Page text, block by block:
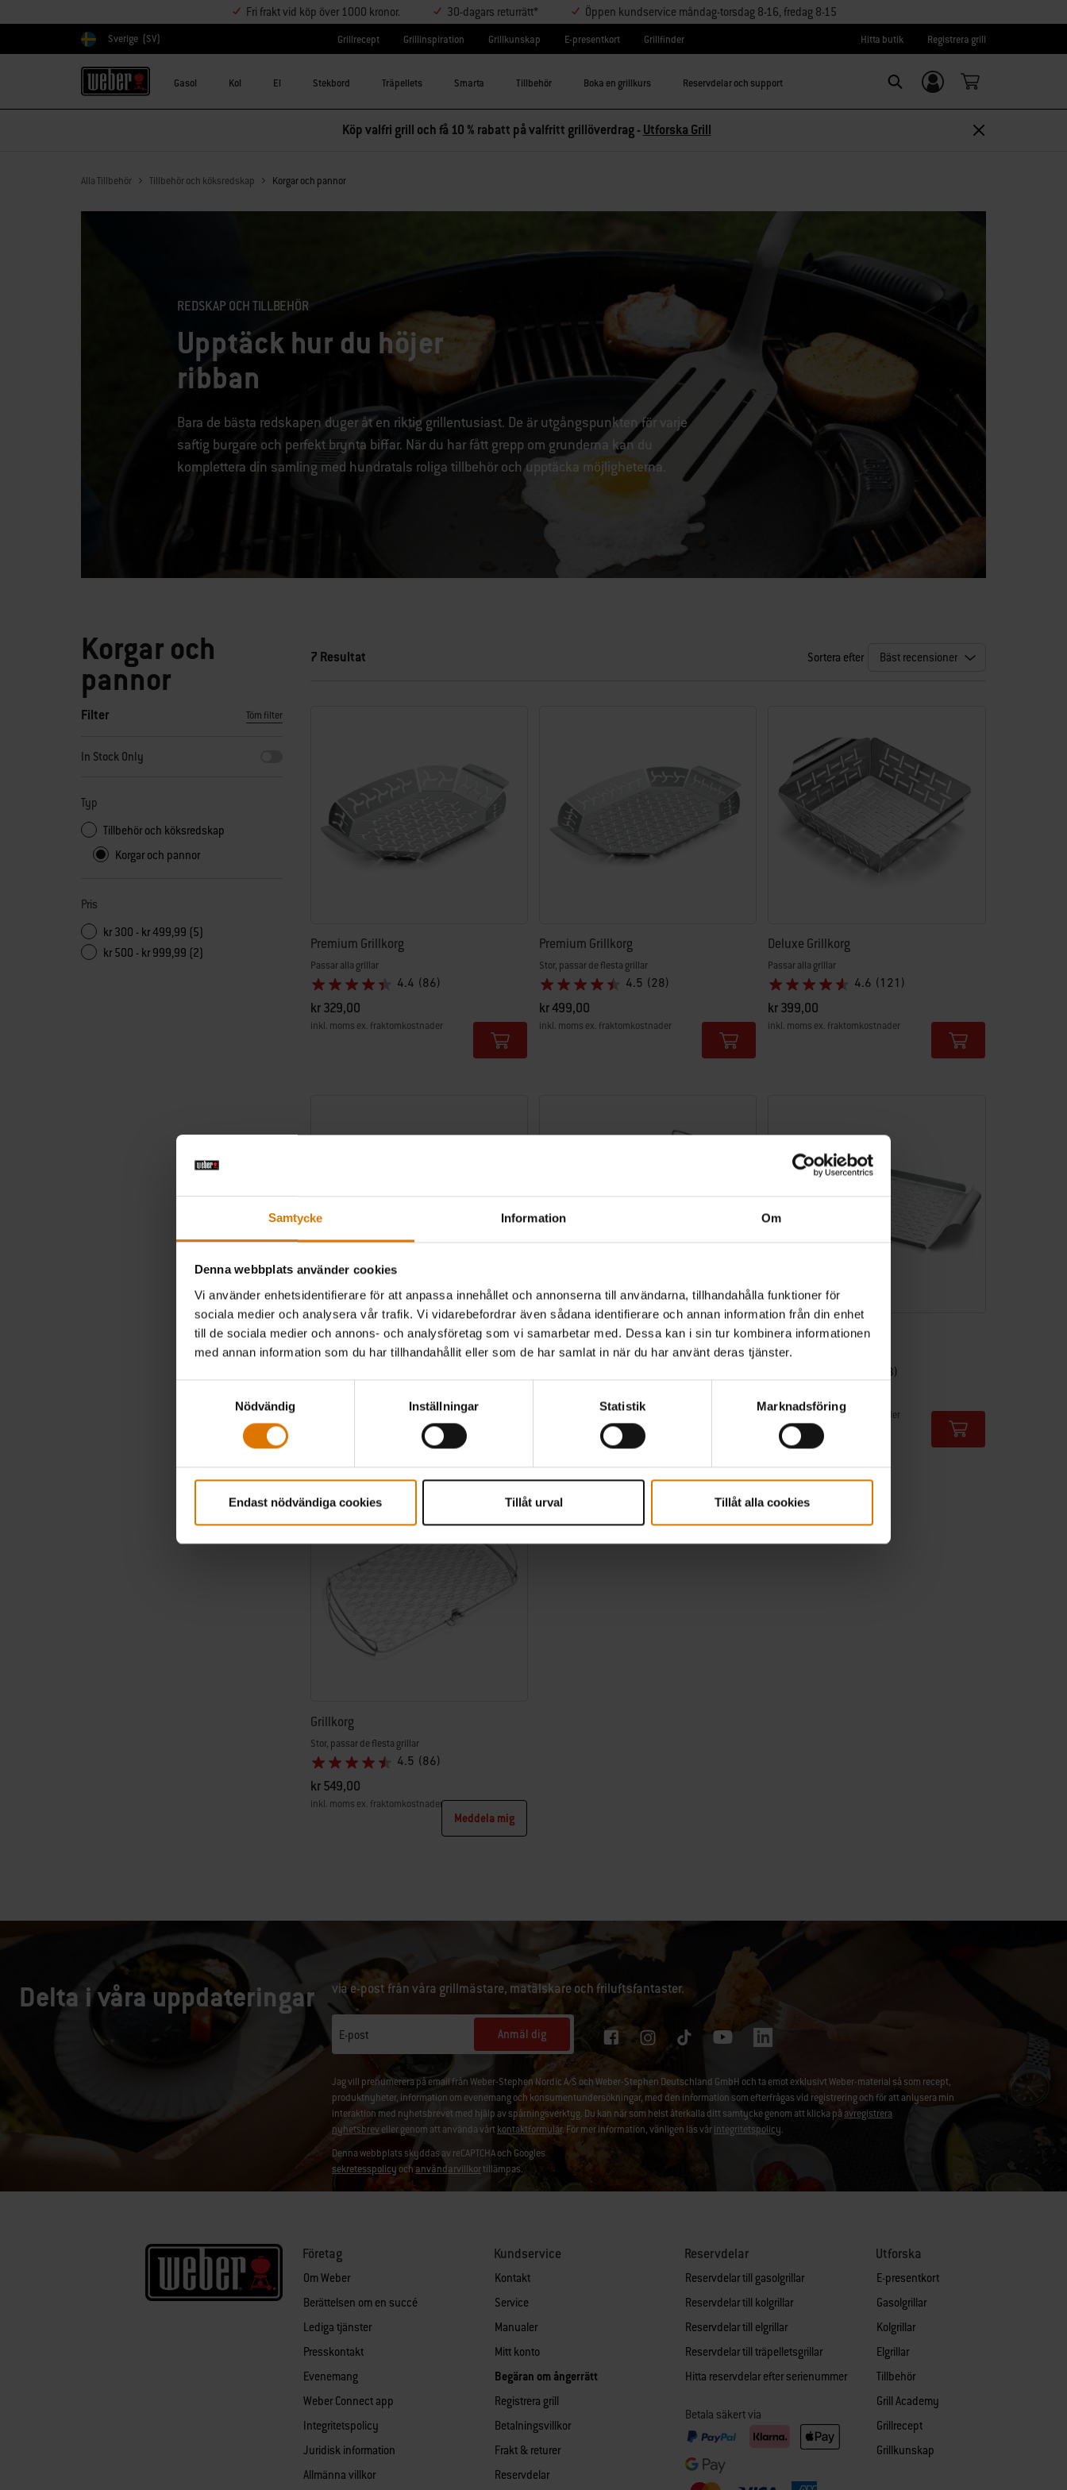
Samtycke Information Om
Denna webbplats använder cookies
Vi använder enhetsidentifierare för att anpassa innehållet och annonserna till användarna, tillhandahålla funktioner för
sociala medier och analysera vår trafik. Vi vidarebefordrar även sådana identifierare och annan information från din enhet
till de sociala medier och annons- och analysföretag som vi samarbetar med. Dessa kan i sin tur kombinera informationen
med annan information som du har tillhandahållit eller som de har samlat in när du har använt deras tjänster.
Nödvändig
Inställningar Statistik Marknadsföring
Endast nödvändiga cookies Tillåt urval Tillåt alla cookies
Fri frakt vid köp över 1000 kronor. 30-dagars returrätt* Öppen kundservice måndag-torsdag 8-16, fredag 8-15
Välj land
Sverige (SV) Grillrecept Grillinspiration Grillkunskap E-presentkort Grillfinder Hitta butik Registrera grill
Gasol Kol El Stekbord Träpellets Smarta Tillbehör Boka en grillkurs Reservdelar och support
Logga in/
Registrera dig
Köp valfri grill och få 10 % rabatt på valfritt grillöverdrag - Utforska Grill
Alla Tillbehör Tillbehör och köksredskap Korgar och pannor
REDSKAP OCH TILLBEHÖR
Upptäck hur du höjer
ribban
Bara de bästa redskapen duger åt en riktig grillentusiast. De är utgångspunkten för varje
saftig burgare och perfekt brynta biffar. När du har fått grepp om grunderna kan du
komplettera din samling med hundratals roliga tillbehör och upptäcka möjligheterna.
Korgar och
pannor
Filter
När du väljer något av filtren uppdateras sidan med nya resultat.
Töm filter
In Stock Only
Typ
Tillbehör och köksredskap
Korgar och pannor
Pris
kr 300 - kr 499,99 (5)
kr 500 - kr 999,99 (2)
7 Resultat Sortera efter
Premium Grillkorg
Passar alla grillar
4.4 (86)
kr 329,00
inkl. moms ex. fraktomkostnader
Premium Grillkorg
Stor, passar de flesta grillar
4.5 (28)
kr 499,00
inkl. moms ex. fraktomkostnader
Deluxe Grillkorg
Passar alla grillar
4.6 (121)
kr 399,00
inkl. moms ex. fraktomkostnader
Deluxe Grillkorg
Passar Q 300/3000 och *de flesta brikettgrillar
inkl. moms ex. fraktomkostnader
Grillkorg
Passar de flesta grillar
inkl. moms ex. fraktomkostnader
Color Options
Deluxe Grillkorg
(88)
inkl. moms ex. fraktomkostnader
Color Options
Grillkorg
Stor, passar de flesta grillar
4.5 (86)
kr 549,00
inkl. moms ex. fraktomkostnader
Meddela mig
Delta i våra uppdateringar via e-post från våra grillmästare, matälskare och friluftsfantaster.
E-post Anmäl dig
Jag vill prenumerera på email från Weber-Stephen Nordic A/S och Weber-Stephen Deutschland GmbH och ta emot exklusivt Weber-material så som recept,
produktnyheter, information om evenemang och konsumentundersökningar, med den information som efterfrågas vid registrering och för att anlysera min
interaktion med nyhetsbrevet med hjälp av spårningsverktyg. Du kan när som helst återkalla ditt samtycke genom att klicka påavregistrera
nyhetsbreveller genom att använda vårtkontaktformulär. För mer information, vänligen läs vårintegritetspolicy.
Denna webbplats skyddas av reCAPTCHA och Googles
sekretesspolicyoch användarvillkortillämpas.
Företag
Om Weber
Berättelsen om en succé
Lediga tjänster
Presskontakt
Evenemang
Weber Connect app
Integritetspolicy
Juridisk information
Allmänna villkor
Kundservice
Kontakt
Service
Manualer
Mitt konto
Begäran om ångerrätt
Registrera grill
Betalningsvillkor
Frakt & returer
Reservdelar
Reservdelar
Reservdelar till gasolgrillar
Reservdelar till kolgrillar
Reservdelar till elgrillar
Reservdelar till träpelletsgrillar
Hitta reservdelar efter serienummer
Betala säkert via
Utforska
E-presentkort
Gasolgrillar
Kolgrillar
Elgrillar
Tillbehör
Grill Academy
Grillrecept
Grillkunskap